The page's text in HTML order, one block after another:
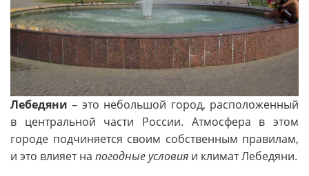
Лебедяни – это небольшой город, расположенный
в центральной части России. Атмосфера в этом
городе подчиняется своим собственным правилам,
и это влияет на погодные условия и климат Лебедяни.